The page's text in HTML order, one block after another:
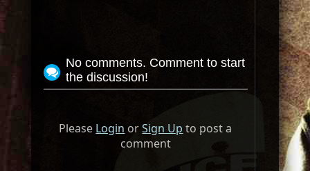
No comments. Comment to start
the discussion!
Please Login orSign Up to post a
comment